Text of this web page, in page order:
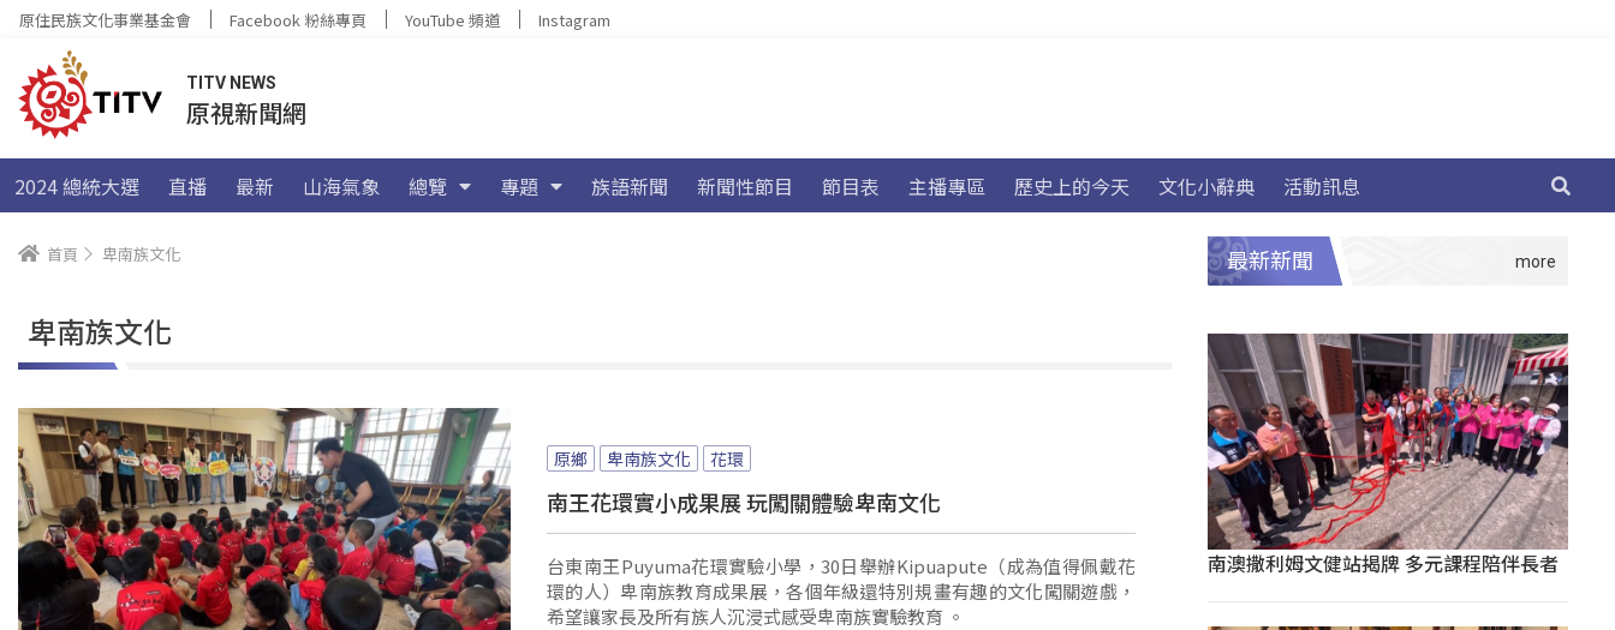
原住民族文化事業基金會 Facebook 粉絲專頁 YouTube 頻道 Instagram
TITV NEWS
原視新聞網
2024 總統大選 直播 最新 山海氣象 總覽 專題 族語新聞 新聞性節目 節目表 主播專區 歷史上的今天 文化小辭典 活動訊息
首頁 卑南族文化
卑南族文化
原鄉 卑南族文化 花環
南王花環實小成果展 玩闖關體驗卑南文化
台東南王Puyuma花環實驗小學，30日舉辦Kipuapute（成為值得佩戴花
環的人）卑南族教育成果展，各個年級還特別規畫有趣的文化闖關遊戲，
希望讓家長及所有族人沉浸式感受卑南族實驗教育 。
最新新聞
南澳撒利姆文健站揭牌 多元課程陪伴長者